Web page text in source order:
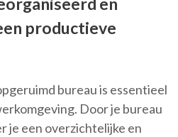
productieve
bureau is essentieel
Door je bureau
je een overzichtelijke en